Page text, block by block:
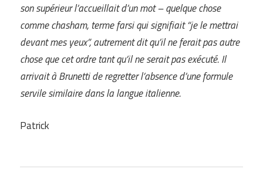
son supérieur l’accueillait d’un mot – quelque chose
comme chasham, terme farsi qui signifiait “je le mettrai
devant mes yeux”, autrement dit qu’il ne ferait pas autre
chose que cet ordre tant qu’il ne serait pas exécuté. Il
arrivait à Brunetti de regretter l’absence d’une formule
servile similaire dans la langue italienne.
Patrick